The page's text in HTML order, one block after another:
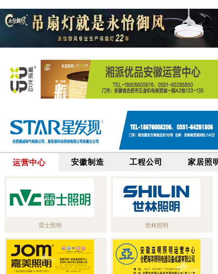
运营中心 安徽制造 工程公司 家居照
雷士照明 世林照明